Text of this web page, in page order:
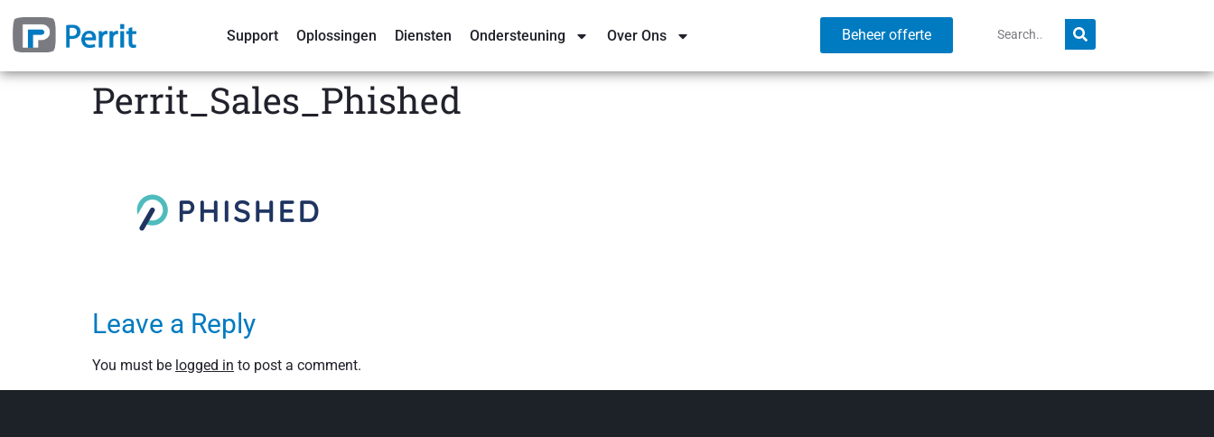
Support Oplossingen Diensten Ondersteuning Over Ons Beheer offerte
Perrit_Sales_Phished
Leave a Reply
You must be logged in to post a comment.